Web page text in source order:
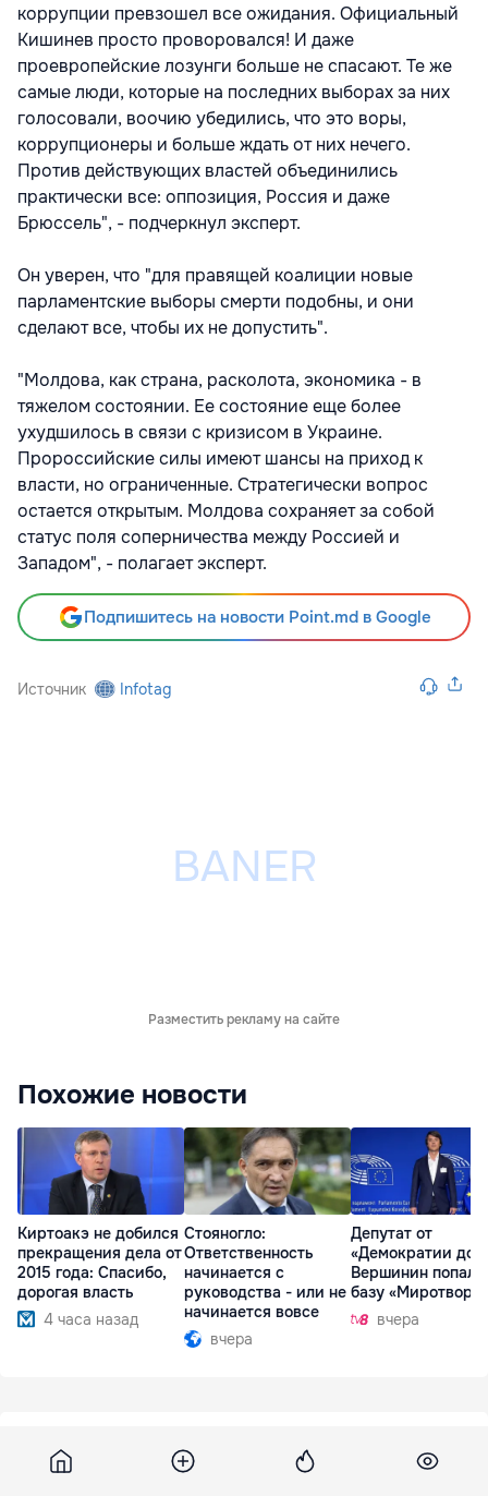
коррупции превзошел все ожидания. Официальный
Кишинев просто проворовался! И даже
проевропейские лозунги больше не спасают. Те же
самые люди, которые на последних выборах за них
голосовали, воочию убедились, что это воры,
коррупционеры и больше ждать от них нечего.
Против действующих властей объединились
практически все: оппозиция, Россия и даже
Брюссель", - подчеркнул эксперт.
Он уверен, что "для правящей коалиции новые
парламентские выборы смерти подобны, и они
сделают все, чтобы их не допустить".
"Молдова, как страна, расколота, экономика - в
тяжелом состоянии. Ее состояние еще более
ухудшилось в связи с кризисом в Украине.
Пророссийские силы имеют шансы на приход к
власти, но ограниченные. Стратегически вопрос
остается открытым. Молдова сохраняет за собой
статус поля соперничества между Россией и
Западом", - полагает эксперт.
Подпишитесь на новости Point.md в Google
Источник Infotag
Разместить рекламу на сайте
Похожие новости
Киртоакэ не добился
прекращения дела от
2015 года: Спасибо,
дорогая власть
4 часа назад
Стояногло:
Ответственность
начинается с
руководства - или не
начинается вовсе
вчера
Депутат от
«Демократии
Вершинин попал в
базу
вчера
Atac sinucigaș în Pakistan. Cel